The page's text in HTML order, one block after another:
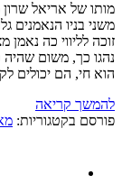
מותו של אריאל
משני בניו הנאמנים
זוכה לליווי כה
נהגו כך, משום
הוא חי, הם יכולים
להמשך קריאה
פורסם בקטגוריות: